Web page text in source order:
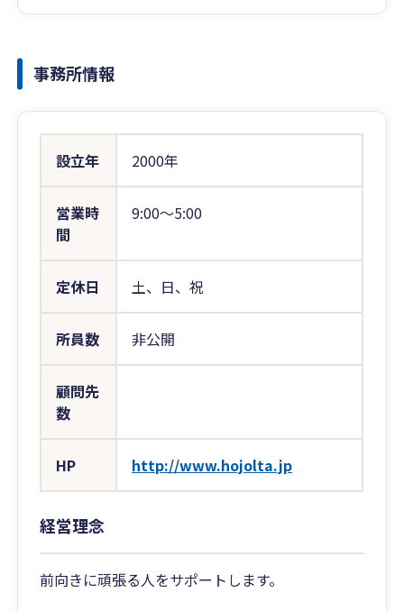
事務所情報
設立年 2000年
営業時
間
9:00〜5:00
定休日 土、日、祝
所員数 非公開
顧問先
数
HP http://www.hojolta.jp
経営理念
前向きに頑張る人をサポートします。